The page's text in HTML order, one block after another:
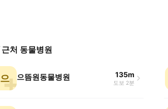
근처 동물병원
으 으뜸원동물병원 135m
도보 2분